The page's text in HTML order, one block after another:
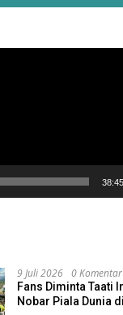
38:45
9 Juli 2026 0 Komentar
Fans Diminta Taati
Nobar Piala Dunia